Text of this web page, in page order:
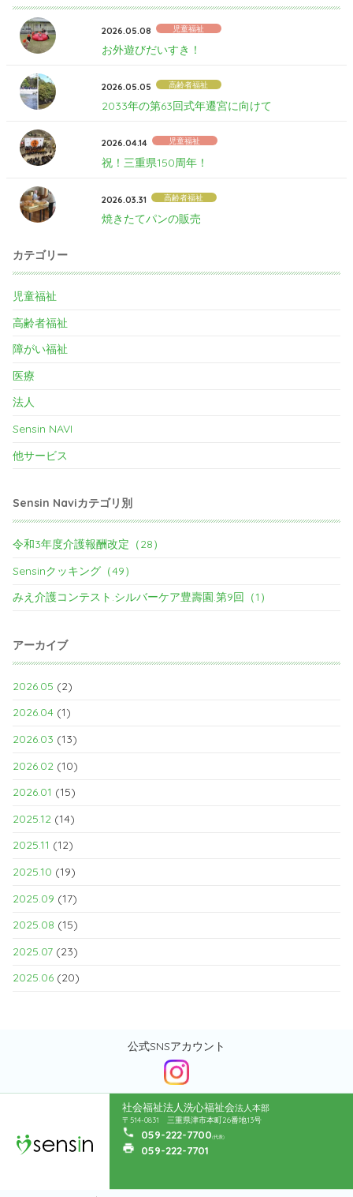
2026.05.08 児童福祉
お外遊びだいすき！
2026.05.05 高齢者福祉
2033年の第63回式年遷宮に向けて
2026.04.14 児童福祉
祝！三重県150周年！
2026.03.31 高齢者福祉
焼きたてパンの販売
カテゴリー
児童福祉
高齢者福祉
障がい福祉
医療
法人
Sensin NAVI
他サービス
Sensin Naviカテゴリ別
令和3年度介護報酬改定（28）
Sensinクッキング（49）
みえ介護コンテスト.シルバーケア豊壽園.第9回（1）
アーカイブ
2026.05 (2)
2026.04 (1)
2026.03 (13)
2026.02 (10)
2026.01 (15)
2025.12 (14)
2025.11 (12)
2025.10 (19)
2025.09 (17)
2025.08 (15)
2025.07 (23)
2025.06 (20)
公式SNSアカウント
社会福祉法人洗心福祉会法人本部
〒514-0831 三重県津市本町26番地13号
059-222-7700(代表)
059-222-7701